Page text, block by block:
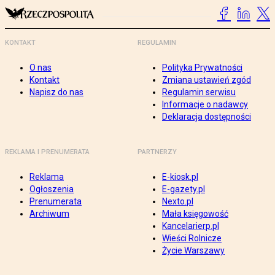
KONTAKT
O nas
Kontakt
Napisz do nas
REGULAMIN
Polityka Prywatności
Zmiana ustawień zgód
Regulamin serwisu
Informacje o nadawcy
Deklaracja dostępności
REKLAMA I PRENUMERATA
Reklama
Ogłoszenia
Prenumerata
Archiwum
PARTNERZY
E-kiosk.pl
E-gazety.pl
Nexto.pl
Mała księgowość
Kancelarierp.pl
Wieści Rolnicze
Życie Warszawy